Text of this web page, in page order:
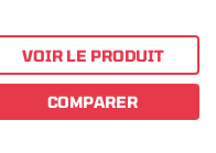
VOIR LE PRODUIT
COMPARER